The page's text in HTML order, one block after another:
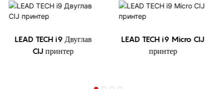
LEAD TECH i9 Двуглав
CIJ принтер
LEAD TECH i9 Micro CIJ
принтер